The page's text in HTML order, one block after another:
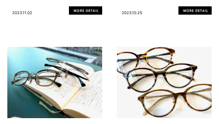
2023.11.02 2023.10.25